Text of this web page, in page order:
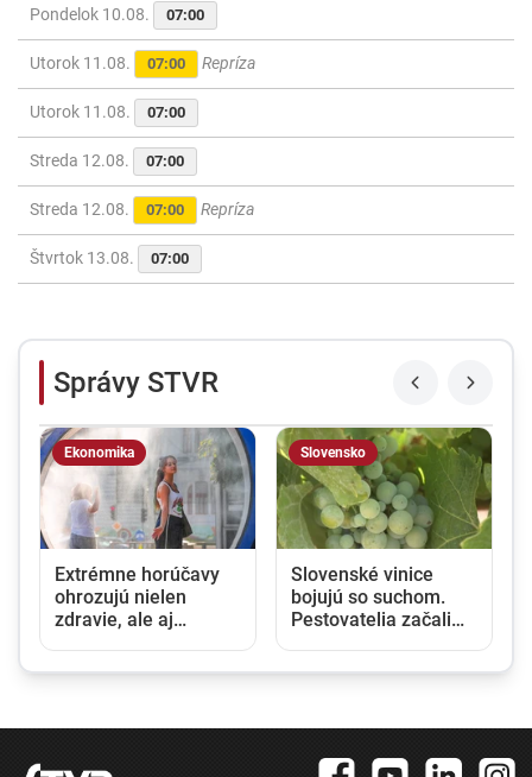
Pondelok 10.08. 07:00
Utorok 11.08. 07:00 Repríza
Utorok 11.08. 07:00
Streda 12.08. 07:00
Streda 12.08. 07:00 Repríza
Štvrtok 13.08. 07:00
Správy STVR
Ekonomika
Extrémne horúčavy
ohrozujú nielen
zdravie, ale aj
Slovensko
Slovenské vinice
bojujú so suchom.
Pestovatelia začali